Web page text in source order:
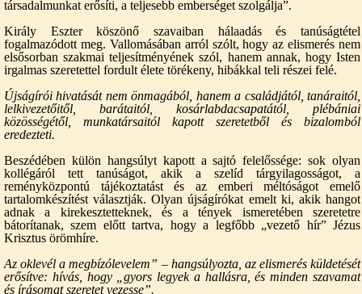
társadalmunkat erősíti, a teljesebb emberséget szolgálja”.
Király Eszter köszönő szavaiban hálaadás és tanúságtétel
fogalmazódott meg. Vallomásában arról szólt, hogy az elismerés nem
elsősorban szakmai teljesítményének szól, hanem annak, hogy Isten
irgalmas szeretettel fordult élete törékeny, hibákkal teli részei felé.
Újságírói hivatását nem önmagából, hanem a családjától, tanáraitól,
lelkivezetőitől, barátaitól, kosárlabdacsapatától, plébániai
közösségétől, munkatársaitól kapott szeretetből és bizalomból
eredezteti.
Beszédében külön hangsúlyt kapott a sajtó felelőssége: sok olyan
kollégáról tett tanúságot, akik a szelíd tárgyilagosságot, a
reményközpontú tájékoztatást és az emberi méltóságot emelő
tartalomkészítést választják. Olyan újságírókat emelt ki, akik hangot
adnak a kirekesztetteknek, és a tények ismeretében szeretetre
bátorítanak, szem előtt tartva, hogy a legfőbb „vezető hír” Jézus
Krisztus örömhíre.
Az oklevél a megbízólevelem” – hangsúlyozta, az elismerés küldetését
erősítve: hívás, hogy „gyors legyek a hallásra, és minden szavamat
és írásomat szeretet vezesse”.